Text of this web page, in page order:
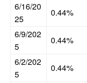
6/16/20
25
0.44%
6/9/202
5
0.44%
6/2/202
5
0.44%